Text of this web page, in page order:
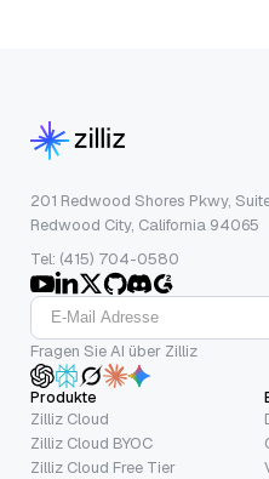
201 Redwood Shores Pkwy,
Redwood City, California 94065
Tel: (415) 704-0580
Fragen Sie AI über Zilliz
Produkte
Zilliz Cloud
Zilliz Cloud BYOC
Zilliz Cloud Free Tier